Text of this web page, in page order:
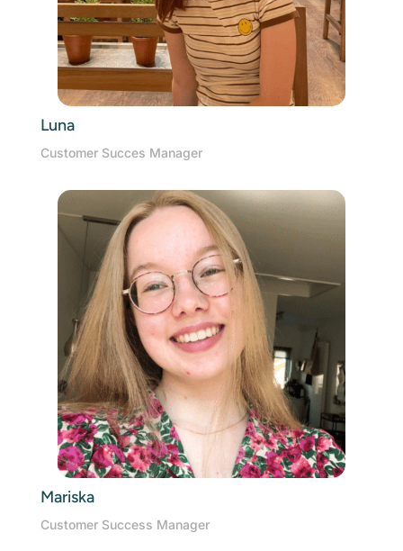
Luna
Customer Succes Manager
Mariska
Customer Success Manager